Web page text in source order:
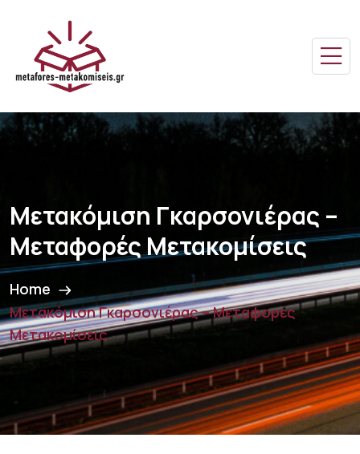
Μετακόμιση Γκαρσονιέρας –
Μεταφορές Μετακομίσεις
Home
Μετακόμιση Γκαρσονιέρας – Μεταφορές
Μετακομίσεις